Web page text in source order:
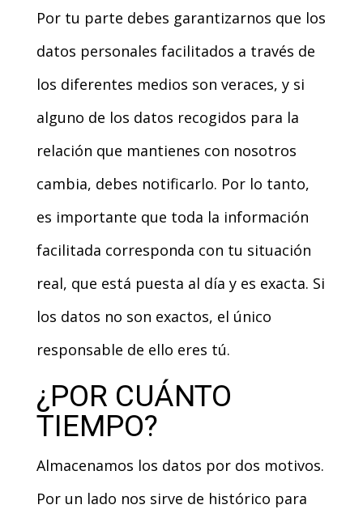
Por tu parte debes garantizarnos que los
datos personales facilitados a través de
los diferentes medios son veraces, y si
alguno de los datos recogidos para la
relación que mantienes con nosotros
cambia, debes notificarlo. Por lo tanto,
es importante que toda la información
facilitada corresponda con tu situación
real, que está puesta al día y es exacta. Si
los datos no son exactos, el único
responsable de ello eres tú.
¿POR CUÁNTO
TIEMPO?
Almacenamos los datos por dos motivos.
Por un lado nos sirve de histórico para